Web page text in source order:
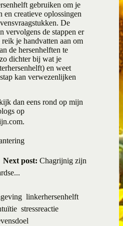
gebruiken om je
en creatieve oplossingen
De
vervolgens de stappen er
je handvatten aan om
de hersenhelften te
dichter bij wat je
en weet
kan verwezenlijken
dan eens rond op mijn
op
.
Next post: Chagrijnig zijn
linkerhersenhelft
stressreactie